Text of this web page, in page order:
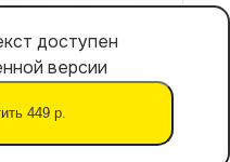
доступен
версии
449 р.